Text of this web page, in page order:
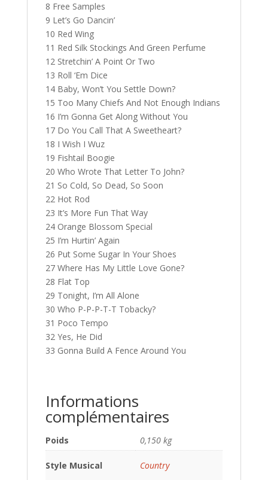
8 Free Samples
9 Let’s Go Dancin’
10 Red Wing
11 Red Silk Stockings And Green Perfume
12 Stretchin’ A Point Or Two
13 Roll ‘Em Dice
14 Baby, Won’t You Settle Down?
15 Too Many Chiefs And Not Enough Indians
16 I’m Gonna Get Along Without You
17 Do You Call That A Sweetheart?
18 I Wish I Wuz
19 Fishtail Boogie
20 Who Wrote That Letter To John?
21 So Cold, So Dead, So Soon
22 Hot Rod
23 It’s More Fun That Way
24 Orange Blossom Special
25 I’m Hurtin’ Again
26 Put Some Sugar In Your Shoes
27 Where Has My Little Love Gone?
28 Flat Top
29 Tonight, I’m All Alone
30 Who P-P-P-T-T Tobacky?
31 Poco Tempo
32 Yes, He Did
33 Gonna Build A Fence Around You
Informations
complémentaires
Poids 0,150 kg
Style Musical Country